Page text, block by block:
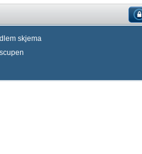
skjema